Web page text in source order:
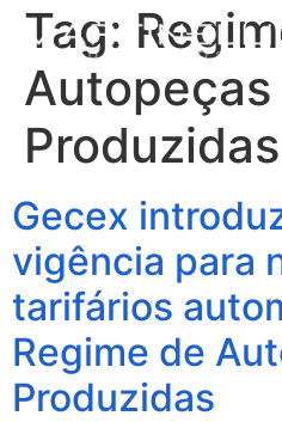
Tag:
Autopeças
Produzidas
Gecex
vigência para
tarifários
Regime de
Produzidas